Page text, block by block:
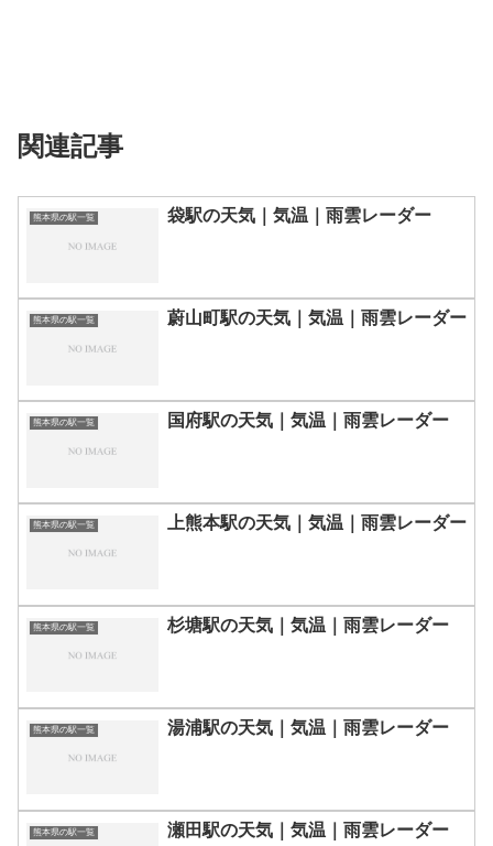
関連記事
熊本県の駅一覧 袋駅の天気｜気温｜雨雲レーダー
熊本県の駅一覧 蔚山町駅の天気｜気温｜雨雲レーダー
熊本県の駅一覧 国府駅の天気｜気温｜雨雲レーダー
熊本県の駅一覧 上熊本駅の天気｜気温｜雨雲レーダー
熊本県の駅一覧 杉塘駅の天気｜気温｜雨雲レーダー
熊本県の駅一覧 湯浦駅の天気｜気温｜雨雲レーダー
熊本県の駅一覧 瀬田駅の天気｜気温｜雨雲レーダー